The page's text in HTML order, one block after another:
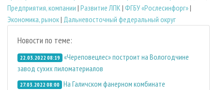
Предприятия, компании | Развитие ЛПК | ФГБУ «Рослесинфорг»|
Экономика, рынок| Дальневосточный федеральный округ
Новости по теме:
22.03.2022 08:19 «Череповецлес» построит на Вологодчине
завод сухих пиломатериалов
27.03.2022 08:00 На Галичском фанерном комбинате